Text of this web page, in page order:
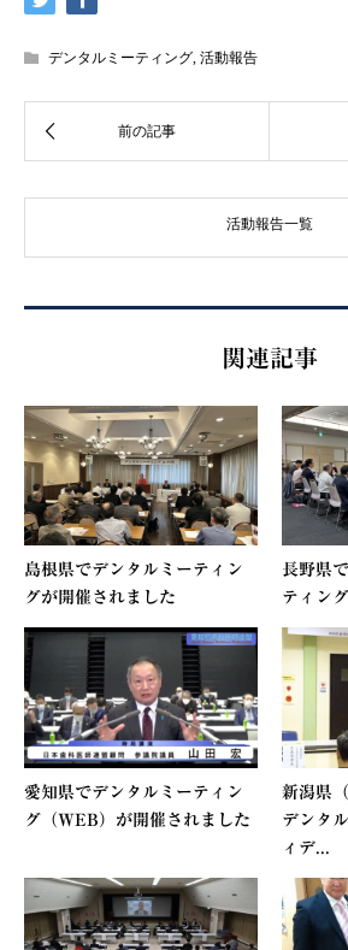
デンタルミーティング, 活動報告
活動報告一覧
関連記事
島根県でデンタルミーティン
グが開催されました
長野県
ティン
愛知県でデンタルミーティン
グ（WEB）が開催されました
新潟県
デンタ
ィデ...